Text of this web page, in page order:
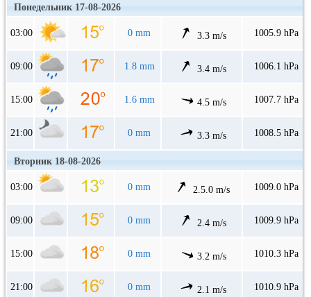
Понедельник 17-08-2026
03:00 0 mm 3.3 m/s 1005.9 hPa
09:00 1.8 mm 3.4 m/s 1006.1 hPa
15:00 1.6 mm 4.5 m/s 1007.7 hPa
21:00 0 mm 3.3 m/s 1008.5 hPa
Вторник 18-08-2026
03:00 0 mm 2.5.0 m/s 1009.0 hPa
09:00 0 mm 2.4 m/s 1009.9 hPa
15:00 0 mm 3.2 m/s 1010.3 hPa
21:00 0 mm 2.1 m/s 1010.9 hPa